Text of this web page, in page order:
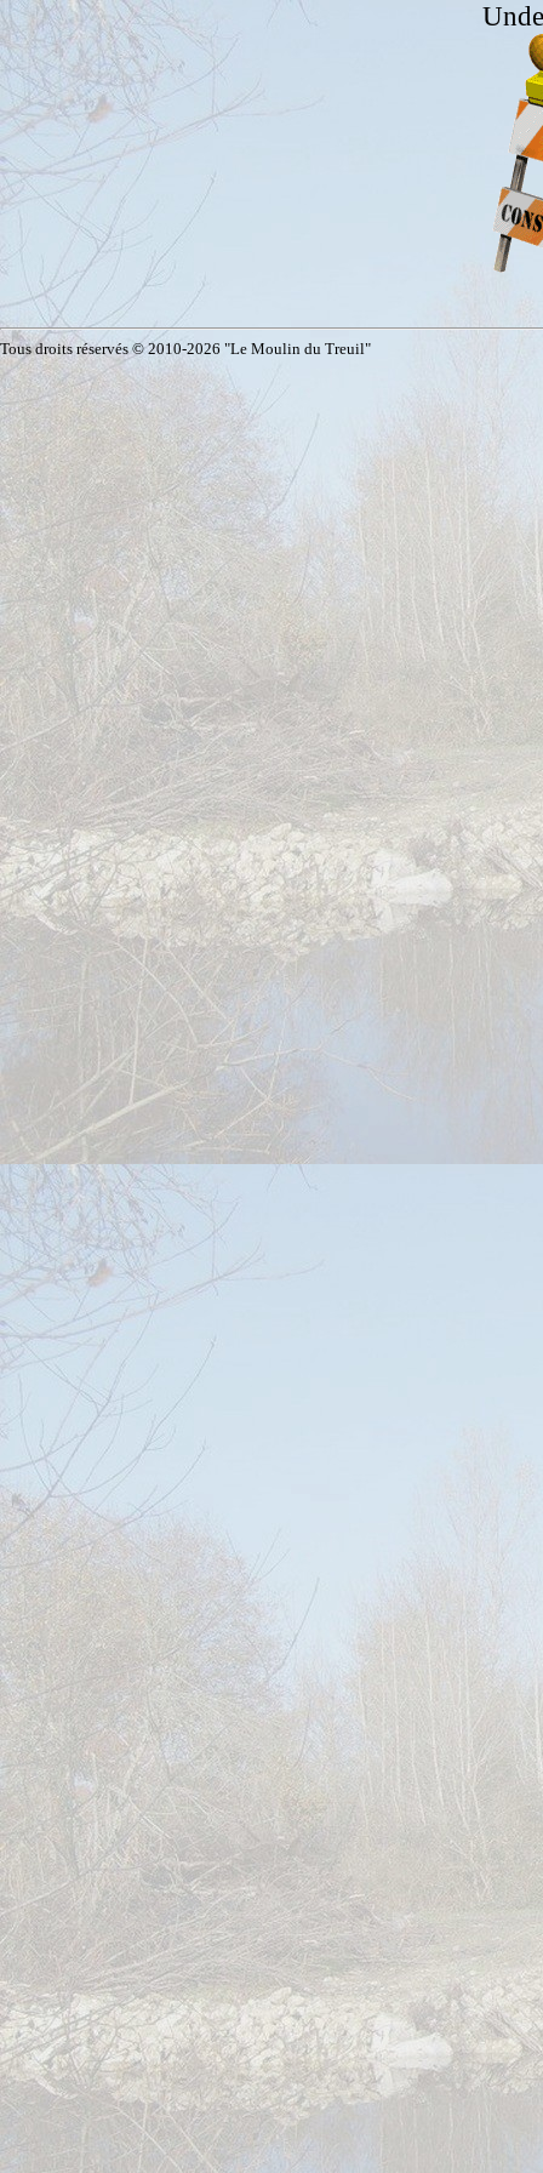
Tous droits réservés © 2010-2026 "Le Moulin du Treuil"